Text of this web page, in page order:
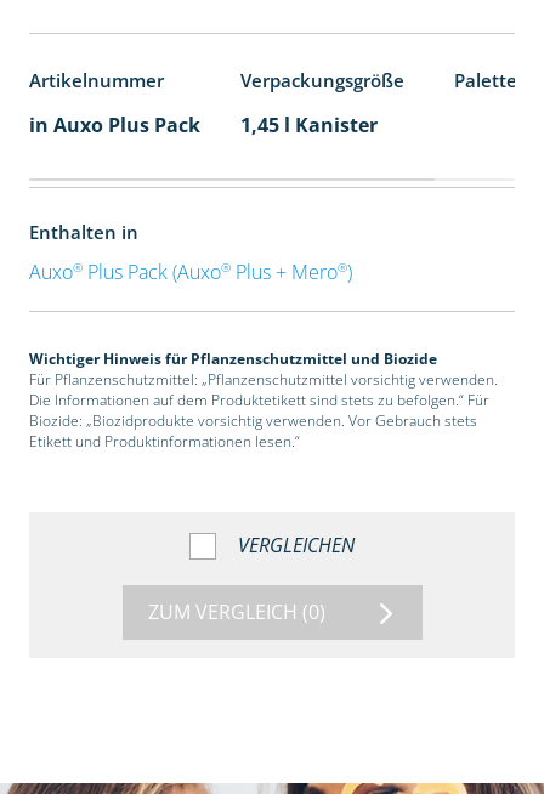
Artikelnummer Verpackungsgröße
in Auxo Plus Pack 1,45 l Kanister
Enthalten in
Auxo®Plus Pack (Auxo®Plus + Mero®)
Wichtiger Hinweis für Pflanzenschutzmittel und Biozide
Für Pflanzenschutzmittel: „Pflanzenschutzmittel vorsichtig verwenden.
Die Informationen auf dem Produktetikett sind stets zu befolgen.“ Für
Biozide: „Biozidprodukte vorsichtig verwenden. Vor Gebrauch stets
Etikett und Produktinformationen lesen.“
VERGLEICHEN
ZUM VERGLEICH (0)